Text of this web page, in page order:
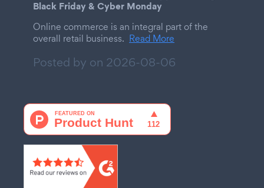
Black Friday & Cyber Monday
Online commerce is an integral part of the
overall retail business. Read More
Posted by on 2026-08-06